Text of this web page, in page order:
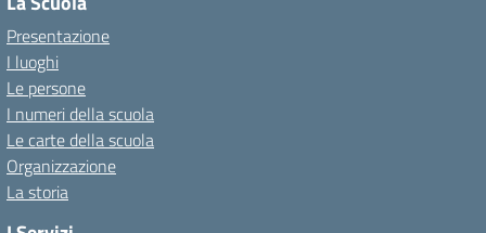
Presentazione
I luoghi
Le persone
I numeri della scuola
Le carte della scuola
Organizzazione
La storia